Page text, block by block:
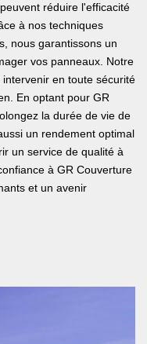
réduire l'efficacité
à nos techniques
nous garantissons un
vos panneaux. Notre
en toute sécurité
En optant pour GR
la durée de vie de
un rendement optimal
un service de qualité à
à GR Couverture
et un avenir